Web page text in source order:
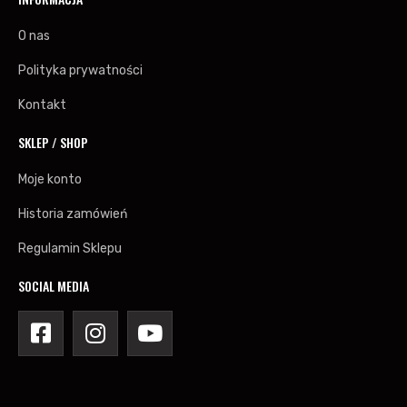
TJS 20.05.2019 - Corolla miała niezwykłych pasażerów
GSF w studio Romanowski Detailing
Toyota Supra MKIV w Romanowski Detailing
Jak wszystko nowe, to wszystko nowe :)
Nowe lampy do T-Sporta
Ostatnia prosta...
Filmik z TJS 21.01.2019
Carbonowe wnętrze Lexusa GSF
O nas
Polityka prywatności
Kontakt
SKLEP / SHOP
Moje konto
Historia zamówień
Regulamin Sklepu
SOCIAL MEDIA